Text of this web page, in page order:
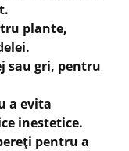
plante,
sau gri, pentru
a evita
inestetice.
pentru a